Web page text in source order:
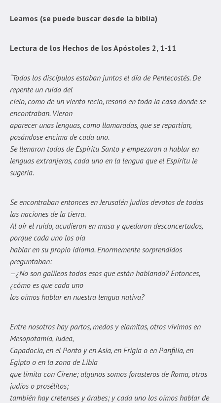
Leamos (se puede buscar desde la biblia)
Lectura de los Hechos de los Apóstoles 2, 1-11
“Todos los discípulos estaban juntos el día de Pentecostés. De
repente un ruido del
cielo, como de un viento recio, resonó en toda la casa donde se
encontraban. Vieron
aparecer unas lenguas, como llamaradas, que se repartían,
posándose encima de cada uno.
Se llenaron todos de Espíritu Santo y empezaron a hablar en
lenguas extranjeras, cada uno en la lengua que el Espíritu le
sugería.
Se encontraban entonces en Jerusalén judíos devotos de todas
las naciones de la tierra.
Al oír el ruido, acudieron en masa y quedaron desconcertados,
porque cada uno los oía
hablar en su propio idioma. Enormemente sorprendidos
preguntaban:
—¿No son galileos todos esos que están hablando? Entonces,
¿cómo es que cada uno
los oímos hablar en nuestra lengua nativa?
Entre nosotros hay partos, medos y elamitas, otros vivimos en
Mesopotamia, Judea,
Capadocia, en el Ponto y en Asia, en Frigia o en Panfilia, en
Egipto o en la zona de Libia
que limita con Cirene; algunos somos forasteros de Roma, otros
judíos o prosélitos;
también hay cretenses y árabes; y cada uno los oímos hablar de